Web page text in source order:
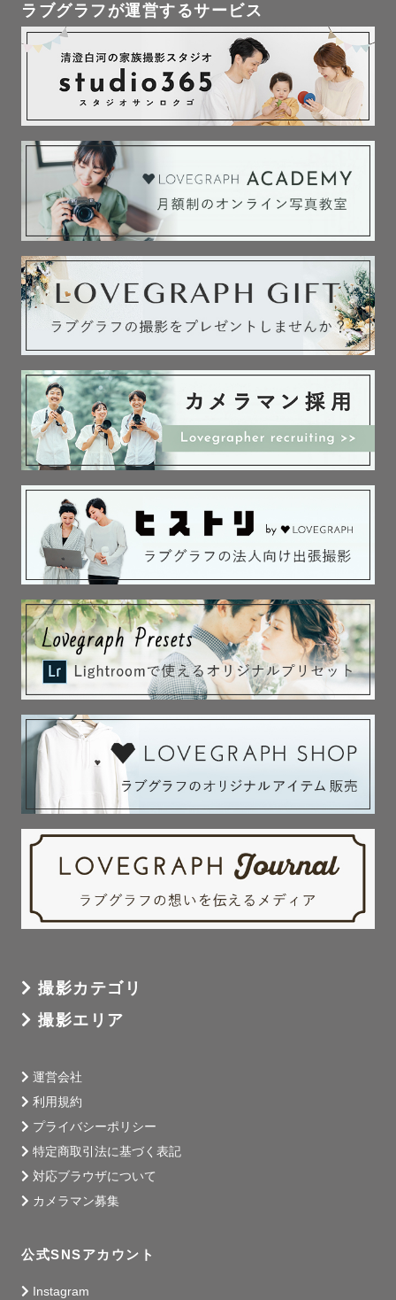
ラブグラフが運営するサービス
撮影カテゴリ
撮影エリア
運営会社
利用規約
プライバシーポリシー
特定商取引法に基づく表記
対応ブラウザについて
カメラマン募集
公式SNSアカウント
Instagram